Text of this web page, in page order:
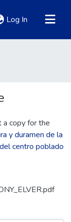
Log In (current)
copy for the
y duramen de la
centro poblado